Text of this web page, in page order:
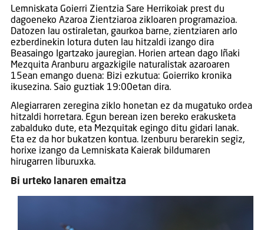
Lemniskata Goierri Zientzia Sare Herrikoiak prest du
dagoeneko Azaroa Zientziaroa zikloaren programazioa.
Datozen lau ostiraletan, gaurkoa barne, zientziaren arlo
ezberdinekin lotura duten lau hitzaldi izango dira
Beasaingo Igartzako jauregian. Horien artean dago Iñaki
Mezquita Aranburu argazkigile naturalistak azaroaren
15ean emango duena: Bizi ezkutua: Goierriko kronika
ikusezina. Saio guztiak 19:00etan dira.
Alegiarraren zeregina ziklo honetan ez da mugatuko ordea
hitzaldi horretara. Egun berean izen bereko erakusketa
zabalduko dute, eta Mezquitak egingo ditu gidari lanak.
Eta ez da hor bukatzen kontua. Izenburu berarekin segiz,
horixe izango da Lemniskata Kaierak bildumaren
hirugarren liburuxka.
Bi urteko lanaren emaitza